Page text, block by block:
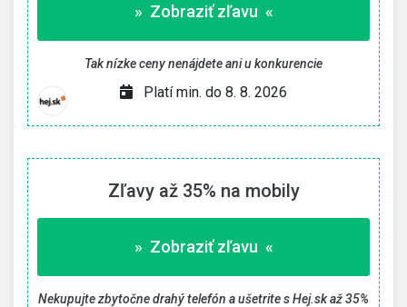
» Zobraziť zľavu «
Tak nízke ceny nenájdete ani u konkurencie
Platí min. do 8. 8. 2026
Zľavy až 35% na mobily
» Zobraziť zľavu «
Nekupujte zbytočne drahý telefón a ušetrite s Hej.sk až 35%